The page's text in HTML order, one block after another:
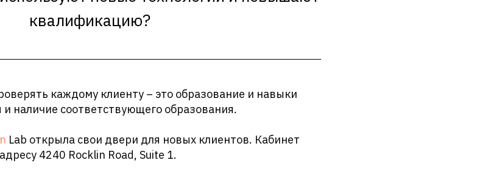
квалификацию?
каждому клиенту – это образование и навыки
наличие соответствующего образования.
Lab открыла свои двери для новых клиентов. Кабинет
4240 Rocklin Road, Suite 1.